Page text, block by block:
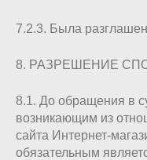
7.2.3. Была
8. РАЗРЕШЕНИЕ
8.1. До обращения в
возникающим из
сайта Интернет-
обязательным